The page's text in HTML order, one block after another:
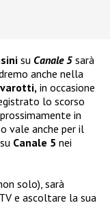
su Canale 5 sarà
anche nella
in occasione
lo scorso
in
vale anche per il
Canale 5 nei
solo), sarà
e ascoltare la sua